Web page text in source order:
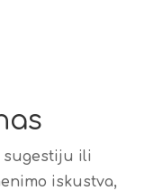
sugestiju ili
iskustva,